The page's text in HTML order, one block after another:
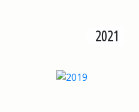
2021